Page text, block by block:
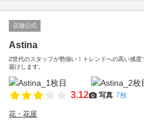
店舗公式
Astina
Z世代のスタッフが勢揃い！トレンドへの高い感
届けします。
3.12 写真 7枚
花・花屋